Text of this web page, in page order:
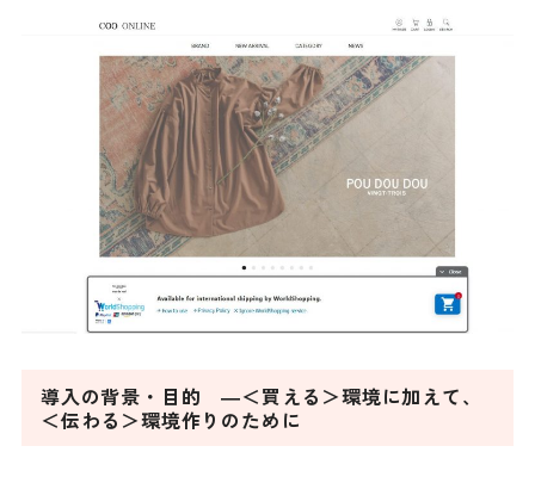
導入の背景・目的 ―＜買える＞環境に加えて、
＜伝わる＞環境作りのために